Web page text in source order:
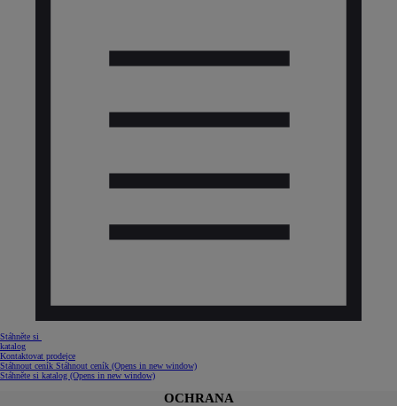
Stáhněte si
katalog
Kontaktovat prodejce
Stáhnout ceník Stáhnout ceník (Opens in new window)
Stáhněte si katalog (Opens in new window)
OCHRANA